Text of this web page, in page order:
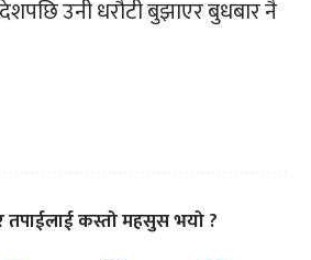
उनी धरौटी बुझाएर बुधबार नै
तपाईलाई कस्तो महसुस भयो ?